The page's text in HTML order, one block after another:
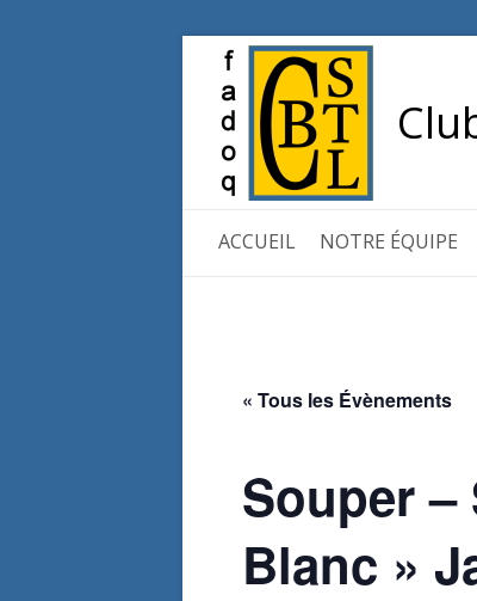
ACCUEIL NOTRE ÉQUIPE
« Tous les Évènements
Souper –
Blanc »